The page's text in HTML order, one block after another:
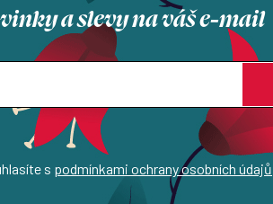
a slevy na váš e-mail
s podmínkami ochrany osobních údajů